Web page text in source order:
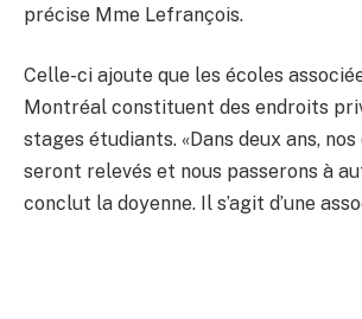
précise Mme Lefrançois.
Celle-ci ajoute que les écoles
Montréal constituent des endroits
stages étudiants. «Dans deux ans,
seront relevés et nous passerons à
conclut la doyenne. Il s’agit d’une